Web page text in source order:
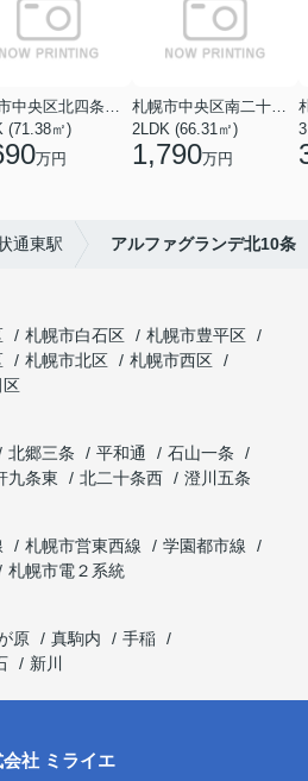
(71.38㎡)
万円
2LDK (66.31㎡)
1,790万円
通東駅 アルファグランデ北10条
札幌市白石区
札幌市豊平区
札幌市北区
札幌市西区
区
北郷三条 平和通
石山一条
九条東 北二十条西
澄川五条
札幌市営東西線
学園都市線
札幌市電２系統
原 真駒内
手稲
新川
社 ミライエ